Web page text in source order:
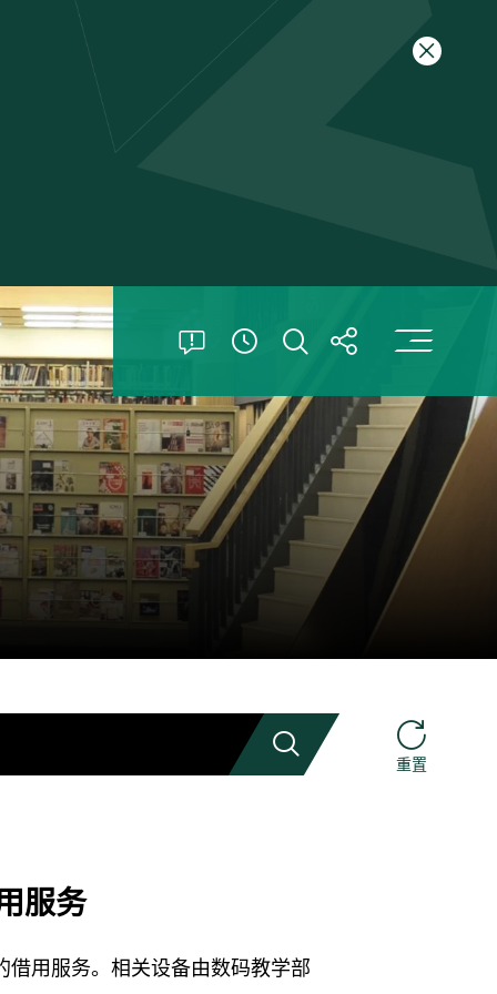
关闭特别
打开特别公告
查看開放時間信息
打开搜索打开分享打
搜索
重置
服务
用服务。相关设备由数码教学部